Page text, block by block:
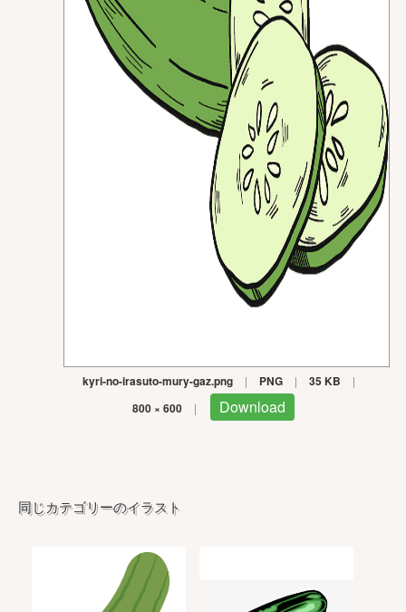
kyri-no-irasuto-mury-gaz.png | PNG | 35 KB |
800 × 600 | Download
同じカテゴリーのイラスト